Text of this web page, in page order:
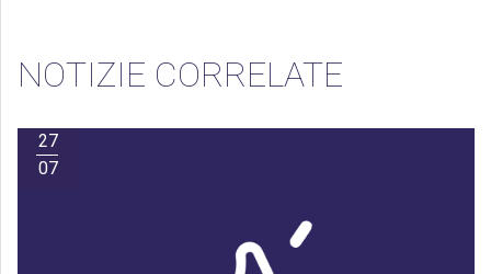
NOTIZIE CORRELATE
27
07